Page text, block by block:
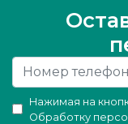
Нажимая на
Обработку